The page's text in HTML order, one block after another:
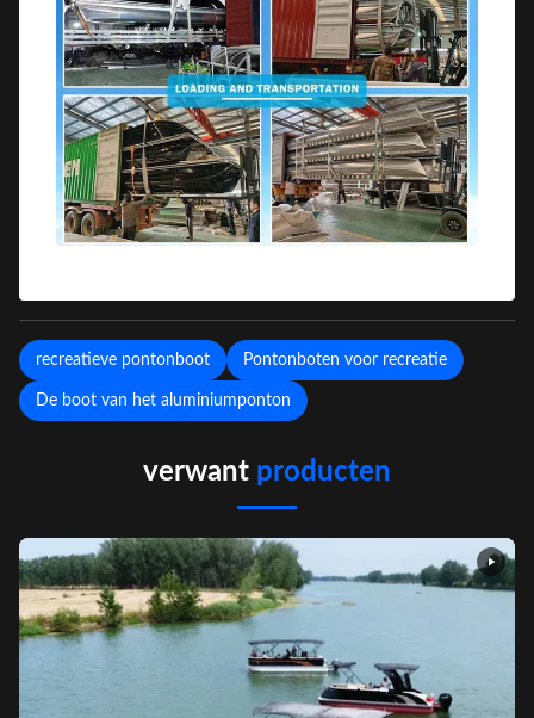
recreatieve pontonboot Pontonboten voor recreatie
De boot van het aluminiumponton
verwant producten